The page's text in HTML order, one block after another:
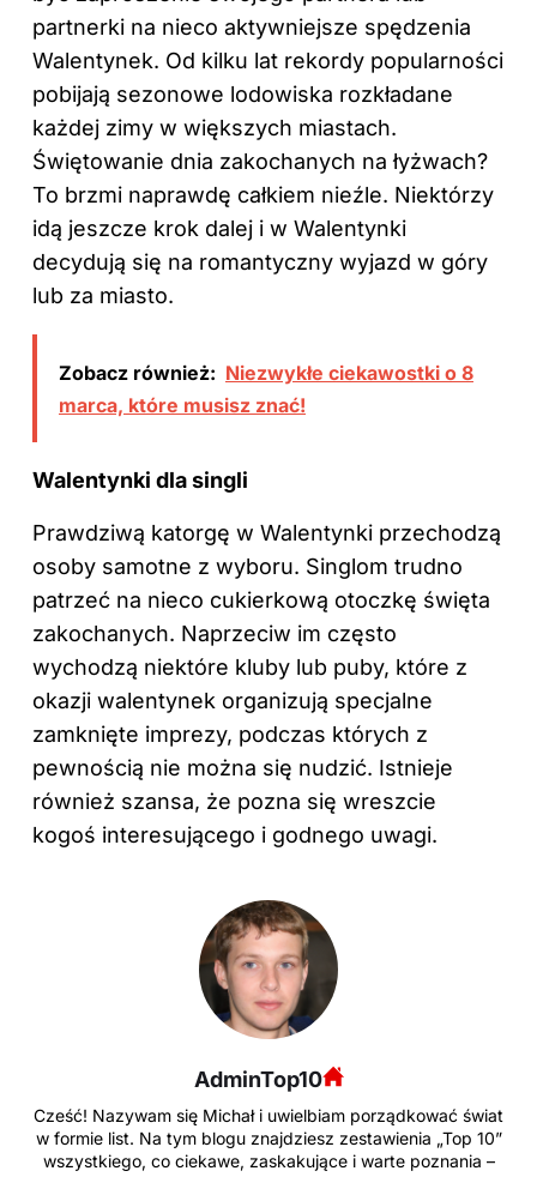
partnerki na nieco aktywniejsze spędzenia
Walentynek. Od kilku lat rekordy popularności
pobijają sezonowe lodowiska rozkładane
każdej zimy w większych miastach.
Świętowanie dnia zakochanych na łyżwach?
To brzmi naprawdę całkiem nieźle. Niektórzy
idą jeszcze krok dalej i w Walentynki
decydują się na romantyczny wyjazd w góry
lub za miasto.
Zobacz również: Niezwykłe ciekawostki o 8
marca, które musisz znać!
Walentynki dla singli
Prawdziwą katorgę w Walentynki przechodzą
osoby samotne z wyboru. Singlom trudno
patrzeć na nieco cukierkową otoczkę święta
zakochanych. Naprzeciw im często
wychodzą niektóre kluby lub puby, które z
okazji walentynek organizują specjalne
zamknięte imprezy, podczas których z
pewnością nie można się nudzić. Istnieje
również szansa, że pozna się wreszcie
kogoś interesującego i godnego uwagi.
AdminTop10
Cześć! Nazywam się Michał i uwielbiam porządkować świat
w formie list. Na tym blogu znajdziesz zestawienia „Top 10”
wszystkiego, co ciekawe, zaskakujące i warte poznania –